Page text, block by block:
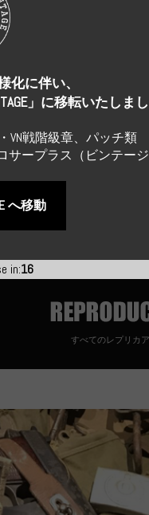
アド...
WWII GERMANY
Repro Hat and
すべてのレプリカ
in:15
化に伴い、
」に移転いたしま
VN戦階級章、パッチ類
サープラス（ビンテー
へ移動